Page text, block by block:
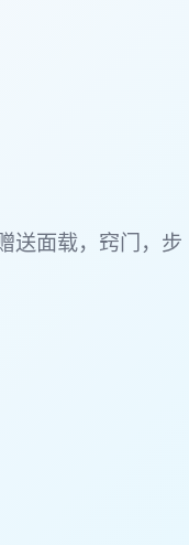
送面载，窍门，步